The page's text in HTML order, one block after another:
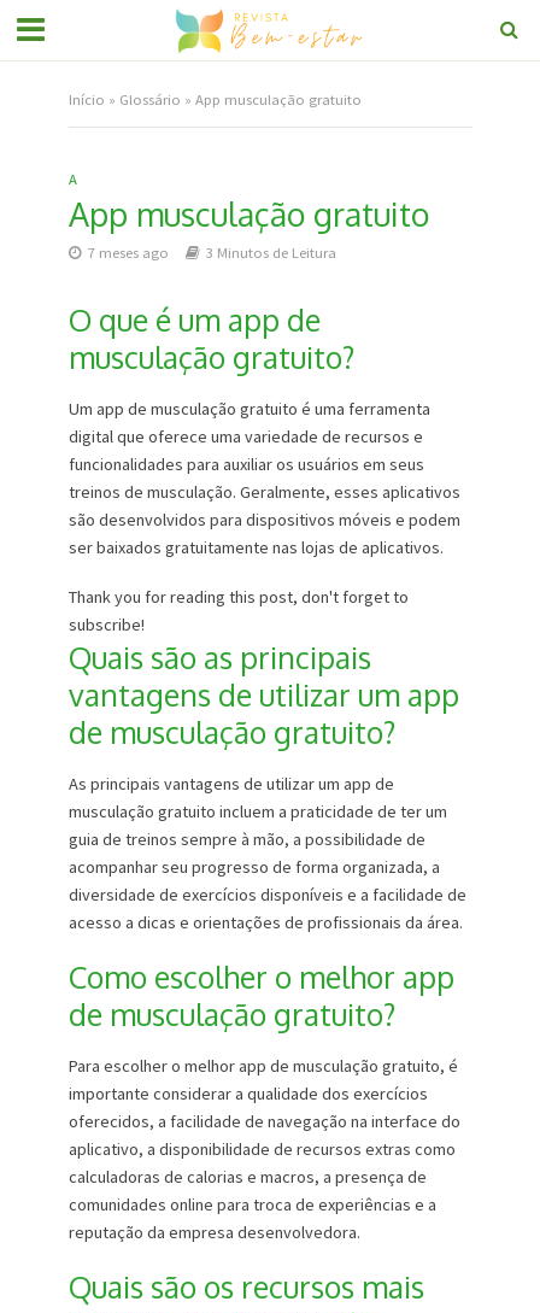
Início » Glossário » App musculação gratuito
A
App musculação gratuito
7 meses ago 3 Minutos de Leitura
O que é um app de
musculação gratuito?
Um app de musculação gratuito é uma ferramenta
digital que oferece uma variedade de recursos e
funcionalidades para auxiliar os usuários em seus
treinos de musculação. Geralmente, esses aplicativos
são desenvolvidos para dispositivos móveis e podem
ser baixados gratuitamente nas lojas de aplicativos.
Thank you for reading this post, don't forget to
subscribe!
Quais são as principais
vantagens de utilizar um app
de musculação gratuito?
As principais vantagens de utilizar um app de
musculação gratuito incluem a praticidade de ter um
guia de treinos sempre à mão, a possibilidade de
acompanhar seu progresso de forma organizada, a
diversidade de exercícios disponíveis e a facilidade de
acesso a dicas e orientações de profissionais da área.
Como escolher o melhor app
de musculação gratuito?
Para escolher o melhor app de musculação gratuito, é
importante considerar a qualidade dos exercícios
oferecidos, a facilidade de navegação na interface do
aplicativo, a disponibilidade de recursos extras como
calculadoras de calorias e macros, a presença de
comunidades online para troca de experiências e a
reputação da empresa desenvolvedora.
Quais são os recursos mais